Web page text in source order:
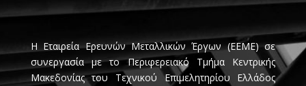
Η Εταιρεία Ερευνών Μεταλλικών Έργων (ΕΕΜΕ) σε
συνεργασία με το Περιφερειακό Τμήμα Κεντρικής
Μακεδονίας του Τεχνικού Επιμελητηρίου Ελλάδος